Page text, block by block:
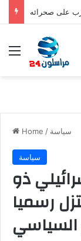
Menu
Home / سياسة
سياسة
ذو
رسميا